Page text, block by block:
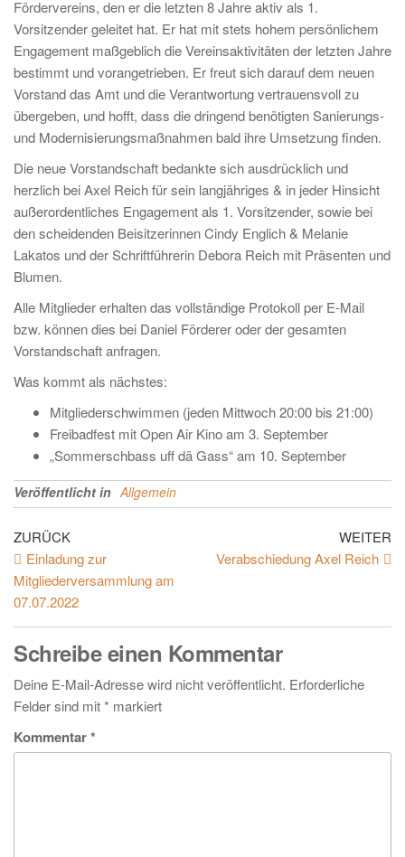
Fördervereins, den er die letzten 8 Jahre aktiv als 1.
Vorsitzender geleitet hat. Er hat mit stets hohem persönlichem
Engagement maßgeblich die Vereinsaktivitäten der letzten Jahre
bestimmt und vorangetrieben. Er freut sich darauf dem neuen
Vorstand das Amt und die Verantwortung vertrauensvoll zu
übergeben, und hofft, dass die dringend benötigten Sanierungs-
und Modernisierungsmaßnahmen bald ihre Umsetzung finden.
Die neue Vorstandschaft bedankte sich ausdrücklich und
herzlich bei Axel Reich für sein langjähriges & in jeder Hinsicht
außerordentliches Engagement als 1. Vorsitzender, sowie bei
den scheidenden Beisitzerinnen Cindy Englich & Melanie
Lakatos und der Schriftführerin Debora Reich mit Präsenten und
Blumen.
Alle Mitglieder erhalten das vollständige Protokoll per E-Mail
bzw. können dies bei Daniel Förderer oder der gesamten
Vorstandschaft anfragen.
Was kommt als nächstes:
Mitgliederschwimmen (jeden Mittwoch 20:00 bis 21:00)
Freibadfest mit Open Air Kino am 3. September
„Sommerschbass uff dä Gass“ am 10. September
Veröffentlicht in Allgemein
ZURÜCK
Einladung zur
Mitgliederversammlung am
07.07.2022
WEITER
Verabschiedung Axel Reich
Schreibe einen Kommentar
Deine E-Mail-Adresse wird nicht veröffentlicht. Erforderliche
Felder sind mit* markiert
Kommentar*